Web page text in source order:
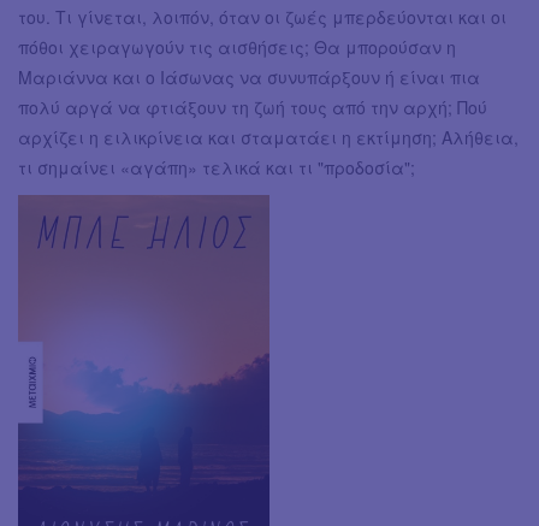
του. Τι γίνεται, λοιπόν, όταν οι ζωές μπερδεύονται και οι
πόθοι χειραγωγούν τις αισθήσεις; Θα μπορούσαν η
Μαριάννα και ο Ιάσωνας να συνυπάρξουν ή είναι πια
πολύ αργά να φτιάξουν τη ζωή τους από την αρχή; Πού
αρχίζει η ειλικρίνεια και σταματάει η εκτίμηση; Αλήθεια,
τι σημαίνει «αγάπη» τελικά και τι "προδοσία";